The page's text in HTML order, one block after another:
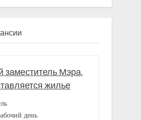
заместитель Мэра,
жилье
день